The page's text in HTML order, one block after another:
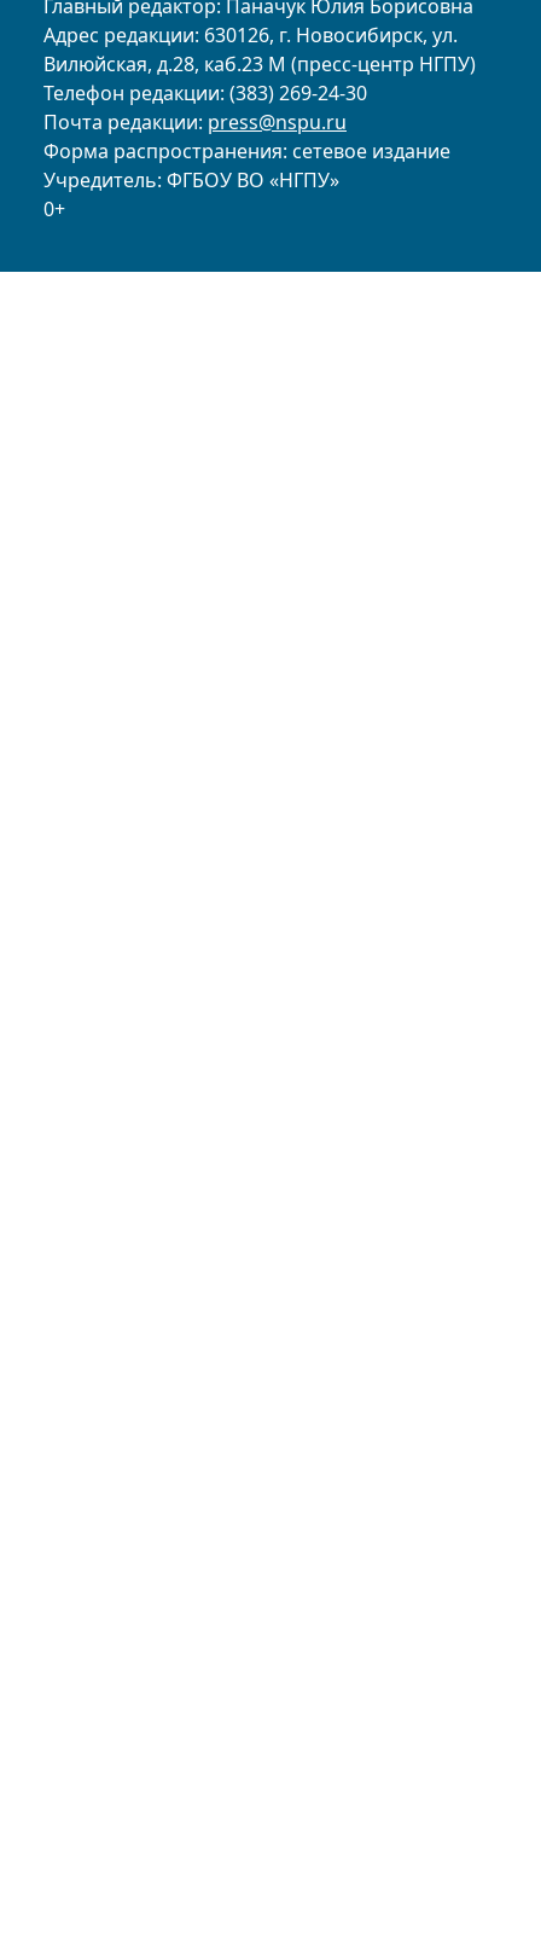
Главный редактор: Паначук Юлия Борисовна
Адрес редакции: 630126, г. Новосибирск, ул.
Вилюйская, д.28, каб.23 М (пресс-центр НГПУ)
Телефон редакции: (383) 269-24-30
Почта редакции: press@nspu.ru
Форма распространения: сетевое издание
Учредитель: ФГБОУ ВО «НГПУ»
0+